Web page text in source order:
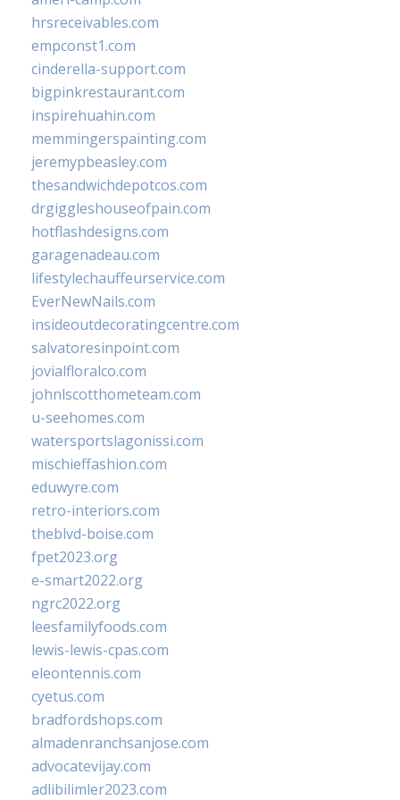
hrsreceivables.com
empconst1.com
cinderella-support.com
bigpinkrestaurant.com
inspirehuahin.com
memmingerspainting.com
jeremypbeasley.com
thesandwichdepotcos.com
drgiggleshouseofpain.com
hotflashdesigns.com
garagenadeau.com
lifestylechauffeurservice.com
EverNewNails.com
insideoutdecoratingcentre.com
salvatoresinpoint.com
jovialfloralco.com
johnlscotthometeam.com
u-seehomes.com
watersportslagonissi.com
mischieffashion.com
eduwyre.com
retro-interiors.com
theblvd-boise.com
fpet2023.org
e-smart2022.org
ngrc2022.org
leesfamilyfoods.com
lewis-lewis-cpas.com
eleontennis.com
cyetus.com
bradfordshops.com
almadenranchsanjose.com
advocatevijay.com
adlibilimler2023.com